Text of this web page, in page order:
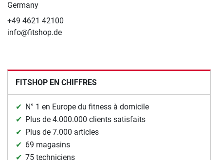
Germany
+49 4621 42100
info@fitshop.de
FITSHOP EN CHIFFRES
N° 1 en Europe du fitness à domicile
Plus de 4.000.000 clients satisfaits
Plus de 7.000 articles
69 magasins
75 techniciens